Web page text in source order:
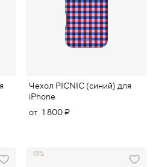
Чехол PICNIC (синий) для
iPhone
от 1 800 ₽
-13%